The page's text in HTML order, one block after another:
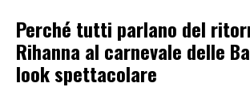
Perché tutti parlano del
Rihanna al carnevale delle
look spettacolare